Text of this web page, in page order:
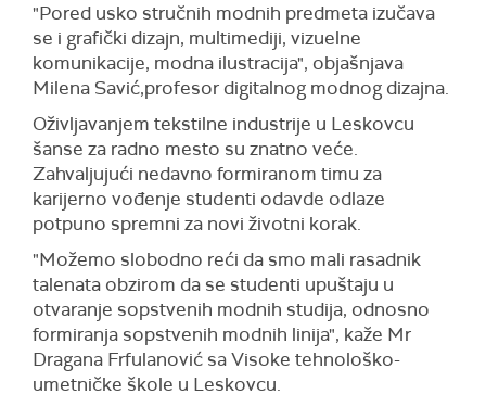
"Pored usko stručnih modnih predmeta izučava
se i grafički dizajn, multimediji, vizuelne
komunikacije, modna ilustracija", objašnjava
Milena Savić,profesor digitalnog modnog dizajna.
Oživljavanjem tekstilne industrije u Leskovcu
šanse za radno mesto su znatno veće.
Zahvaljujući nedavno formiranom timu za
karijerno vođenje studenti odavde odlaze
potpuno spremni za novi životni korak.
"Možemo slobodno reći da smo mali rasadnik
talenata obzirom da se studenti upuštaju u
otvaranje sopstvenih modnih studija, odnosno
formiranja sopstvenih modnih linija", kaže Mr
Dragana Frfulanović sa Visoke tehnološko-
umetničke škole u Leskovcu.